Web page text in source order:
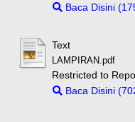
Baca Disini
Text
LAMPIRAN.pdf
Restricted to
Baca Disini